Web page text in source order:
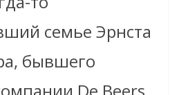
семье Эрнста
бывшего
De Beers,